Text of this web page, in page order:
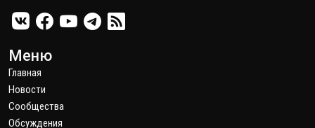
Меню
Главная
Новости
Сообщества
Обсуждения